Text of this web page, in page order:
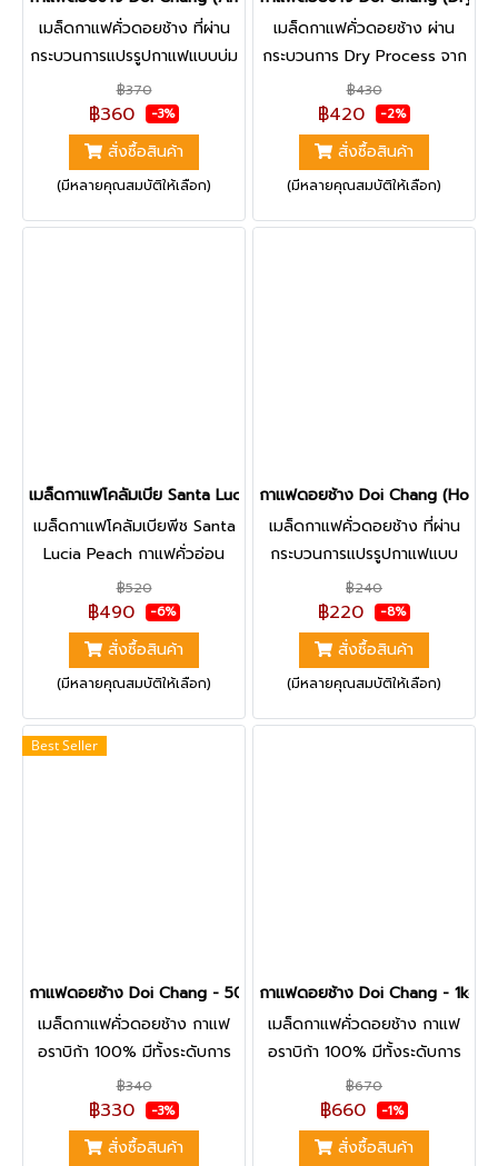
เมล็ดกาแฟคั่วดอยช้าง ที่ผ่าน
กระบวนการแปรรูปกาแฟแบบบ่ม
หมัก Anaerobic + Yeast
Process โดยการหมักในถัง
Barrel และใส่ยีสต์กาแฟพิเศษ
เพื่อให้ได้รสชาติที่หอม นุ่มลึก
ซับซ้อน และแฝงรสชาติบ่มหมัก
คล้ายกับเหล้ารัม สปารค์กิ้ง ผล
฿370
฿360 -3%
สั่งซื้อสินค้า
(มีหลายคุณสมบัติให้เลือก)
เมล็ดกาแฟคั่วดอยช้าง ผ่าน
กระบวนการ Dry Process จาก
กาแฟอราบิก้า 100% ที่คั่วใน
ระดับคั่วกลาง ทำให้ได้รสชาติที่
หอม นุ่ม หวาน ติดกลิ่นดอกไม้
และแฝงรสผลไม้แห้ง
เอกลักษณ์ของกาแฟดอยช้าง |
เมล็ดกาแฟเกรดคุณภาพ ที่หา
฿430
฿420 -2%
สั่งซื้อสินค้า
(มีหลายคุณสมบัติให้เลือก)
เมล็ดกาแฟโคลัมเบีย Santa Lucia Peachy - 200 g.
เมล็ดกาแฟโคลัมเบียพีช Santa
Lucia Peach กาแฟคั่วอ่อน
จากฟาร์ม Santa Lucia ประเทศ
โคลัมเบีย | เป็นกาแฟ Arabic
สายพันธุ์ Caturra , Catuai ที่
ผ่านกระบวนการ Anaerobic
Process บ่มหมักด้วยวิธี
Barrel Aged Peachy ทำให้ได้
ความหอมสดชื่นจากกลิ่นพีช
฿520
฿490 -6%
สั่งซื้อสินค้า
(มีหลายคุณสมบัติให้เลือก)
กาแฟดอยช้าง Doi Chang
เมล็ดกาแฟคั่วดอยช้าง ที่ผ่าน
กระบวนการแปรรูปกาแฟแบบ
Honey Process ที่ คั่วในระดับ
คั่วกลาง Medium Roast ทำให้
ได้รสชาติที่เปรี้ยวหวาน หอม
สว่าง และแฝงรสชาติลูกอมแคน
ดี้ เบอรรี่ และกลิ่นดอกไม้
฿240
฿220 -8%
สั่งซื้อสินค้า
(มีหลายคุณสมบัติให้เลือก)
Best Seller
กาแฟดอยช้าง Doi Chang - 500g.
เมล็ดกาแฟคั่วดอยช้าง กาแฟ
อราบิก้า 100% มีทั้งระดับการ
คั่วอ่อน คั่วกลาง และคั่วเข้ม
รสชาติที่หอม นุ่ม สดชื่นผลไม้
เอกลักษณ์ของกาแฟดอยช้าง |
฿340
฿330 -3%
สั่งซื้อสินค้า
กาแฟดอยช้าง Doi Chang - 1kg.
เมล็ดกาแฟคั่วดอยช้าง กาแฟ
อราบิก้า 100% มีทั้งระดับการ
คั่วอ่อน คั่วกลาง และคั่วเข้ม
รสชาติที่หอม นุ่ม สดชื่นผลไม้
เอกลักษณ์ของกาแฟดอยช้าง |
฿670
฿660 -1%
สั่งซื้อสินค้า